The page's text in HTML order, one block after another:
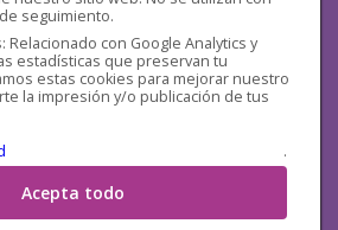
seguimiento.
Relacionado con Google Analytics y
estadísticas que preservan tu
estas cookies para mejorar nuestro
la impresión y/o publicación de tus
.
Acepta todo
sociales